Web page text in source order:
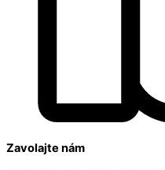
Zavolajte nám